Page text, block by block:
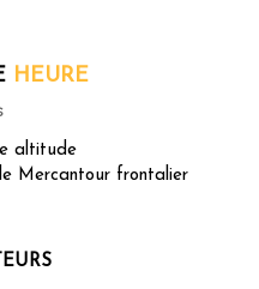
HEURE
altitude
Mercantour frontalier